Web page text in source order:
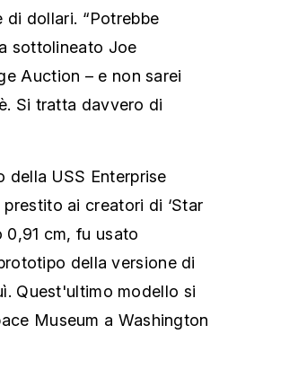
dollari. “Potrebbe
sottolineato Joe
Auction – e non sarei
Si tratta davvero di
della USS Enterprise
ai creatori di ‘Star
0,91 cm, fu usato
della versione di
Quest'ultimo modello si
Museum a Washington